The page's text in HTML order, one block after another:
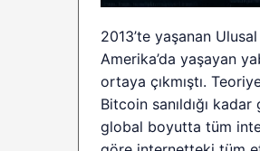
2013’te yaşanan
Amerika’da yaşayan
ortaya çıkmıştı.
Bitcoin sanıldığı
global boyutta tüm